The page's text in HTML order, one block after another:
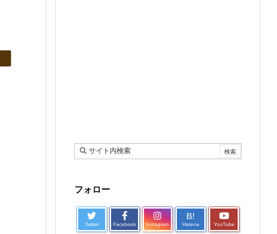
フォロー
Twitter Facebook Instagram
B!
Hatena YouTube